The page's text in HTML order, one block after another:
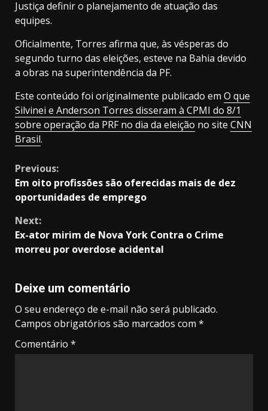
Justiça definir o planejamento de atuação das
equipes.
Oficialmente, Torres afirma que, às vésperas do
segundo turno das eleições, esteve na Bahia devido
a obras na superintendência da PF.
Este conteúdo foi originalmente publicado em O que
Silvinei e Anderson Torres disseram à CPMI do 8/1
sobre operação da PRF no dia da eleição no site CNN
Brasil.
Continue
Reading
Previous:
Em oito profissões são oferecidas mais de dez
oportunidades de emprego
Next:
Ex-ator mirim de Nova York Contra o Crime
morreu por overdose acidental
Deixe um comentário
O seu endereço de e-mail não será publicado.
Campos obrigatórios são marcados com *
Comentário *